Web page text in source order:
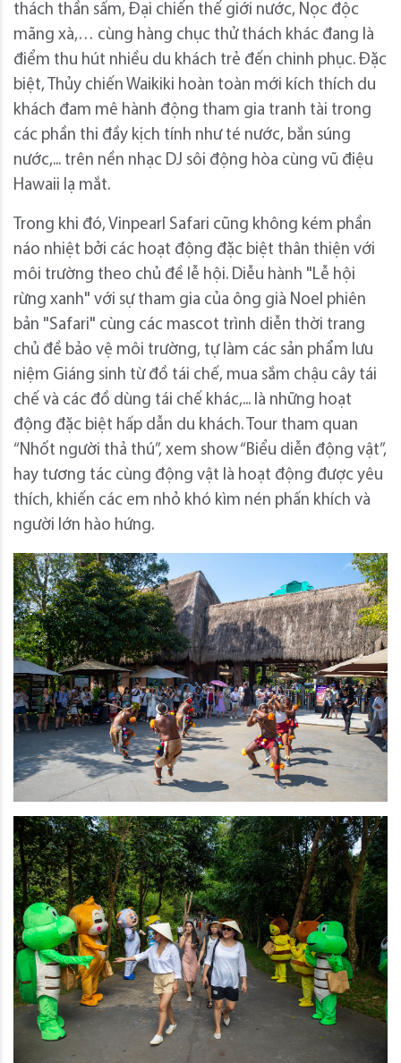
thách thần sấm, Đại chiến thế giới nước, Nọc độc
mãng xà,… cùng hàng chục thử thách khác đang là
điểm thu hút nhiều du khách trẻ đến chinh phục. Đặc
biệt, Thủy chiến Waikiki hoàn toàn mới kích thích du
khách đam mê hành động tham gia tranh tài trong
các phần thi đầy kịch tính như té nước, bắn súng
nước,... trên nền nhạc DJ sôi động hòa cùng vũ điệu
Hawaii lạ mắt.
Trong khi đó, Vinpearl Safari cũng không kém phần
náo nhiệt bởi các hoạt động đặc biệt thân thiện với
môi trường theo chủ đề lễ hội. Diễu hành "Lễ hội
rừng xanh" với sự tham gia của ông già Noel phiên
bản "Safari" cùng các mascot trình diễn thời trang
chủ đề bảo vệ môi trường, tự làm các sản phẩm lưu
niệm Giáng sinh từ đồ tái chế, mua sắm chậu cây tái
chế và các đồ dùng tái chế khác,... là những hoạt
động đặc biệt hấp dẫn du khách. Tour tham quan
“Nhốt người thả thú”, xem show “Biểu diễn động vật”,
hay tương tác cùng động vật là hoạt động được yêu
thích, khiến các em nhỏ khó kìm nén phấn khích và
người lớn hào hứng.